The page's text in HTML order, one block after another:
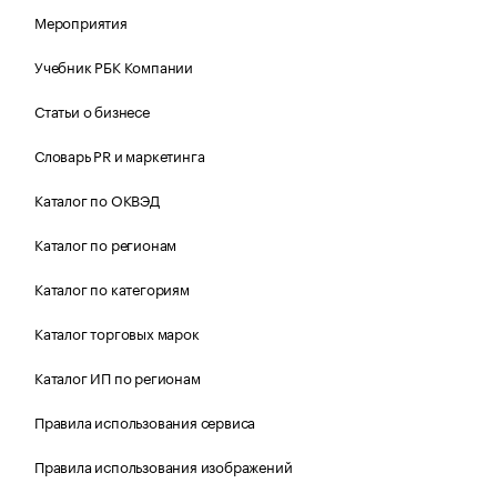
Мероприятия
Учебник РБК Компании
Статьи о бизнесе
Словарь PR и маркетинга
Каталог по ОКВЭД
Каталог по регионам
Каталог по категориям
Каталог торговых марок
Каталог ИП по регионам
Правила использования сервиса
Правила использования изображений